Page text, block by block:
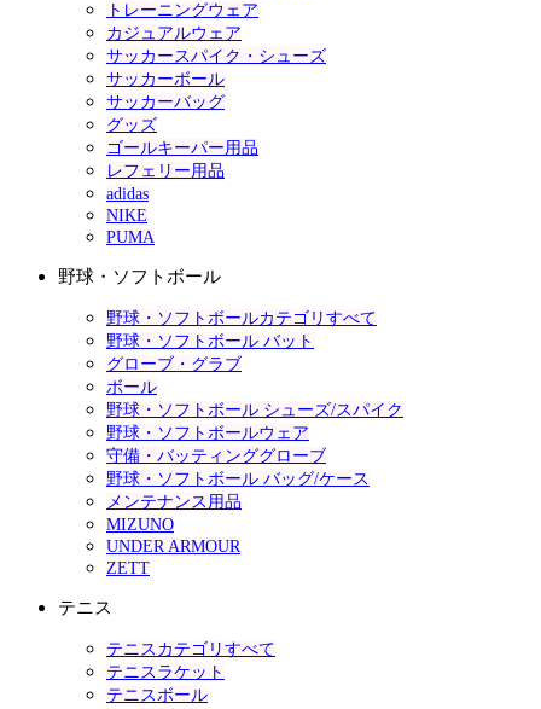
トレーニングウェア
カジュアルウェア
サッカースパイク・シューズ
サッカーボール
サッカーバッグ
グッズ
ゴールキーパー用品
レフェリー用品
adidas
NIKE
PUMA
野球・ソフトボール
野球・ソフトボールカテゴリすべて
野球・ソフトボール バット
グローブ・グラブ
ボール
野球・ソフトボール シューズ/スパイク
野球・ソフトボールウェア
守備・バッティンググローブ
野球・ソフトボール バッグ/ケース
メンテナンス用品
MIZUNO
UNDER ARMOUR
ZETT
テニス
テニスカテゴリすべて
テニスラケット
テニスボール